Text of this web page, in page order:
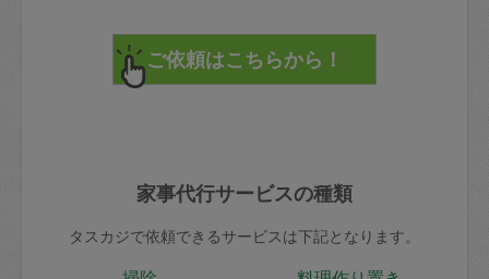
家事代行サービスの種類
タスカジで依頼できるサービスは下記となります。